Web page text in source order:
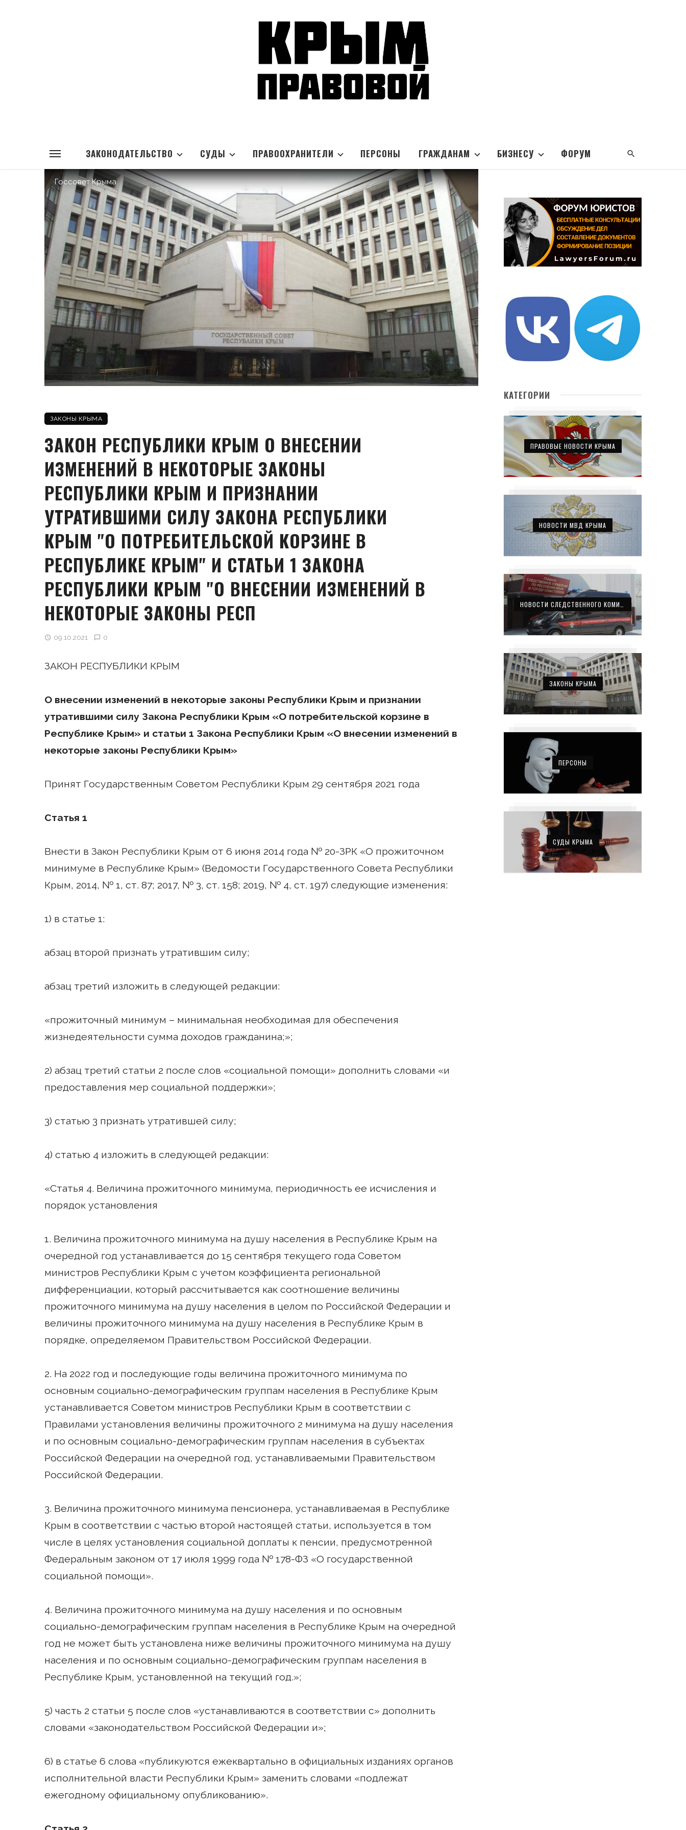
ЗАКОНОДАТЕЛЬСТВО СУДЫ ПРАВООХРАНИТЕЛИ ПЕРСОНЫ ГРАЖДАНАМ БИЗНЕСУ ФОРУМ
Госсовет Крыма
ЗАКОНЫ КРЫМА
ЗАКОН РЕСПУБЛИКИ КРЫМ О ВНЕСЕНИИ
ИЗМЕНЕНИЙ В НЕКОТОРЫЕ ЗАКОНЫ
РЕСПУБЛИКИ КРЫМ И ПРИЗНАНИИ
УТРАТИВШИМИ СИЛУ ЗАКОНА РЕСПУБЛИКИ
КРЫМ "О ПОТРЕБИТЕЛЬСКОЙ КОРЗИНЕ В
РЕСПУБЛИКЕ КРЫМ" И СТАТЬИ 1 ЗАКОНА
РЕСПУБЛИКИ КРЫМ "О ВНЕСЕНИИ ИЗМЕНЕНИЙ В
НЕКОТОРЫЕ ЗАКОНЫ РЕСП
09.10.2021 0
ЗАКОН РЕСПУБЛИКИ КРЫМ
О внесении изменений в некоторые законы Республики Крым и признании
утратившими силу Закона Республики Крым «О потребительской корзине в
Республике Крым» и статьи 1 Закона Республики Крым «О внесении изменений в
некоторые законы Республики Крым»
Принят Государственным Советом Республики Крым 29 сентября 2021 года
Статья 1
Внести в Закон Республики Крым от 6 июня 2014 года № 20-ЗРК «О прожиточном
минимуме в Республике Крым» (Ведомости Государственного Совета Республики
Крым, 2014, № 1, ст. 87; 2017, № 3, ст. 158; 2019, № 4, ст. 197) следующие изменения:
1) в статье 1:
абзац второй признать утратившим силу;
абзац третий изложить в следующей редакции:
«прожиточный минимум – минимальная необходимая для обеспечения
жизнедеятельности сумма доходов гражданина;»;
2) абзац третий статьи 2 после слов «социальной помощи» дополнить словами «и
предоставления мер социальной поддержки»;
3) статью 3 признать утратившей силу;
4) статью 4 изложить в следующей редакции:
«Статья 4. Величина прожиточного минимума, периодичность ее исчисления и
порядок установления
1. Величина прожиточного минимума на душу населения в Республике Крым на
очередной год устанавливается до 15 сентября текущего года Советом
министров Республики Крым с учетом коэффициента региональной
дифференциации, который рассчитывается как соотношение величины
прожиточного минимума на душу населения в целом по Российской Федерации и
величины прожиточного минимума на душу населения в Республике Крым в
порядке, определяемом Правительством Российской Федерации.
2. На 2022 год и последующие годы величина прожиточного минимума по
основным социально-демографическим группам населения в Республике Крым
устанавливается Советом министров Республики Крым в соответствии с
Правилами установления величины прожиточного 2 минимума на душу населения
и по основным социально-демографическим группам населения в субъектах
Российской Федерации на очередной год, устанавливаемыми Правительством
Российской Федерации.
3. Величина прожиточного минимума пенсионера, устанавливаемая в Республике
Крым в соответствии с частью второй настоящей статьи, используется в том
числе в целях установления социальной доплаты к пенсии, предусмотренной
Федеральным законом от 17 июля 1999 года № 178-ФЗ «О государственной
социальной помощи».
4. Величина прожиточного минимума на душу населения и по основным
социально-демографическим группам населения в Республике Крым на очередной
год не может быть установлена ниже величины прожиточного минимума на душу
населения и по основным социально-демографическим группам населения в
Республике Крым, установленной на текущий год.»;
5) часть 2 статьи 5 после слов «устанавливаются в соответствии с» дополнить
словами «законодательством Российской Федерации и»;
6) в статье 6 слова «публикуются ежеквартально в официальных изданиях органов
исполнительной власти Республики Крым» заменить словами «подлежат
ежегодному официальному опубликованию».
КАТЕГОРИИ
ПРАВОВЫЕ НОВОСТИ КРЫМА
НОВОСТИ МВД КРЫМА
ЗАКОНЫ КРЫМА
ПЕРСОНЫ
СУДЫ КРЫМА